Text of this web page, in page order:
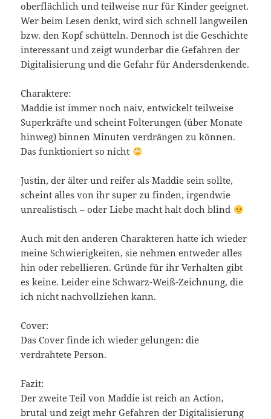
oberflächlich und teilweise nur für Kinder geeignet.
Wer beim Lesen denkt, wird sich schnell langweilen
bzw. den Kopf schütteln. Dennoch ist die Geschichte
interessant und zeigt wunderbar die Gefahren der
Digitalisierung und die Gefahr für Andersdenkende.
Charaktere:
Maddie ist immer noch naiv, entwickelt teilweise
Superkräfte und scheint Folterungen (über Monate
hinweg) binnen Minuten verdrängen zu können.
Das funktioniert so nicht
Justin, der älter und reifer als Maddie sein sollte,
scheint alles von ihr super zu finden, irgendwie
unrealistisch – oder Liebe macht halt doch blind
Auch mit den anderen Charakteren hatte ich wieder
meine Schwierigkeiten, sie nehmen entweder alles
hin oder rebellieren. Gründe für ihr Verhalten gibt
es keine. Leider eine Schwarz-Weiß-Zeichnung, die
ich nicht nachvollziehen kann.
Cover:
Das Cover finde ich wieder gelungen: die
verdrahtete Person.
Fazit:
Der zweite Teil von Maddie ist reich an Action,
brutal und zeigt mehr Gefahren der Digitalisierung